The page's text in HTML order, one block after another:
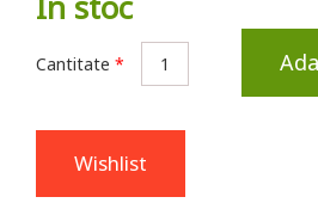
Cantitate *
Wishlist